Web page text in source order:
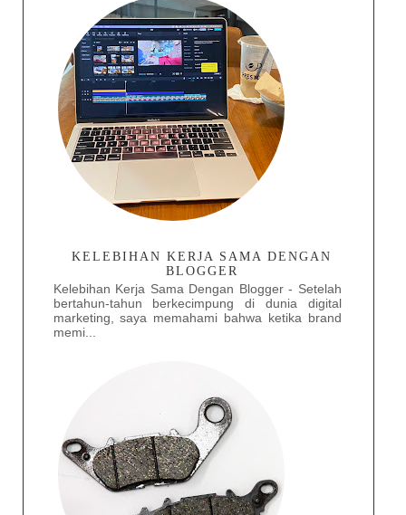
KELEBIHAN KERJA SAMA DENGAN
BLOGGER
Kelebihan Kerja Sama Dengan Blogger - Setelah
bertahun-tahun berkecimpung di dunia digital
marketing, saya memahami bahwa ketika brand
memi...